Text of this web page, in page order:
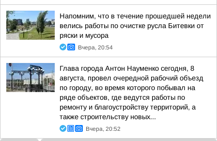
Напомним, что в течение прошедшей недели
велись работы по очистке русла Битевки от
ряски и мусора
Вчера, 20:54
Глава города Антон Науменко сегодня, 8
августа, провел очередной рабочий объезд
по городу, во время которого побывал на
ряде объектов, где ведутся работы по
ремонту и благоустройству территорий, а
также строительству новых...
Вчера, 20:52